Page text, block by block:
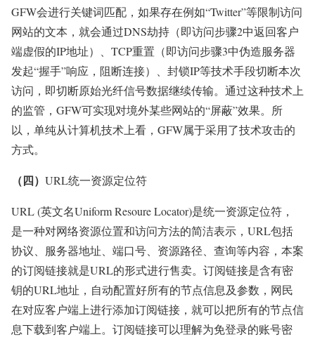
GFW会进行关键词匹配，如果存在例如“Twitter”等限制访问
网站的文本，就会通过DNS劫持（即访问步骤2中返回客户
端虚假的IP地址）、TCP重置（即访问步骤3中伪造服务器
发起“握手”响应，阻断连接）、封锁IP等技术手段切断本次
访问，即切断原始光纤信号数据继续传输。通过这种技术上
的监管，GFW可实现对境外某些网站的“屏蔽”效果。所
以，单纯从计算机技术上看，GFW属于采用了技术攻击的
方式。
（四） URL统一资源定位符
URL (英文名Uniform Resoure Locator)是统一资源定位符，
是一种对网络资源位置和访问方法的简洁表示，URL包括
协议、服务器地址、端口号、资源路径、查询等内容，本案
的订阅链接就是URL的形式进行售卖。订阅链接是含有密
钥的URL地址，自动配置好所有的节点信息及参数，网民
在对应客户端上进行添加订阅链接，就可以把所有的节点信
息下载到客户端上。订阅链接可以理解为免登录的账号密